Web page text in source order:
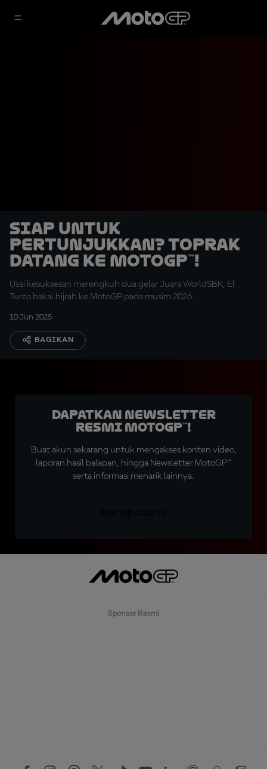
Siap untuk
Pertunjukkan? Toprak
Datang ke MotoGP™!
Usai kesuksesan merengkuh dua gelar Juara WorldSBK, El
Turco bakal hijrah ke MotoGP pada musim 2026.
10 Jun 2025
BAGIKAN
Dapatkan Newsletter
Resmi MotoGP™!
Buat akun sekarang untuk mengakses konten video,
laporan hasil balapan, hingga Newsletter MotoGP™
serta informasi menarik lainnya.
Sponsor Resmi